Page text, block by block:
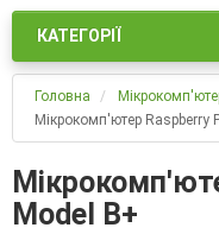
КАТЕГОРІЇ
Головна
Мікрокомп'ютер Raspberry
Model B+